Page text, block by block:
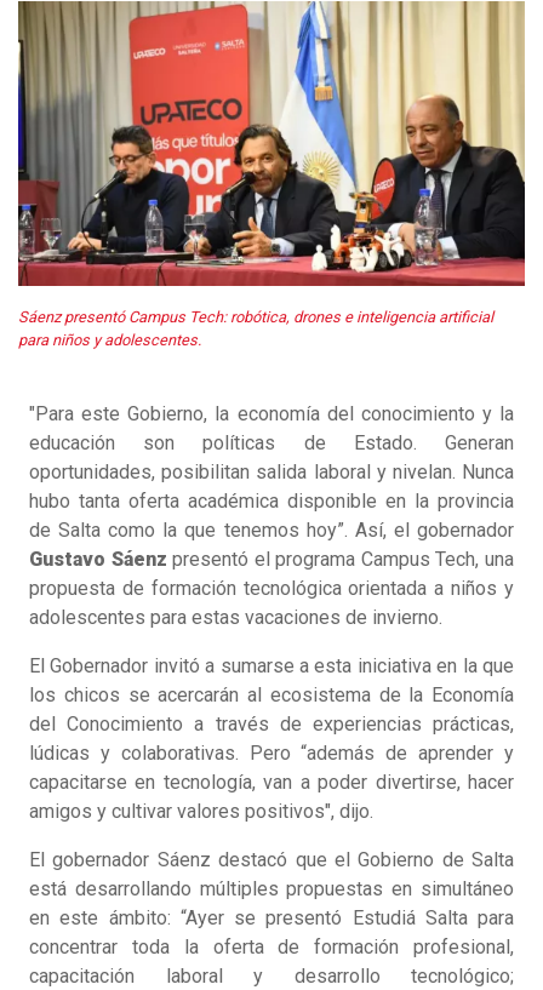
Sáenz presentó Campus Tech: robótica, drones e inteligencia artificial
para niños y adolescentes.
"Para este Gobierno, la economía del conocimiento y la
educación son políticas de Estado. Generan
oportunidades, posibilitan salida laboral y nivelan. Nunca
hubo tanta oferta académica disponible en la provincia
de Salta como la que tenemos hoy”. Así, el gobernador
Gustavo Sáenz presentó el programa Campus Tech, una
propuesta de formación tecnológica orientada a niños y
adolescentes para estas vacaciones de invierno.
El Gobernador invitó a sumarse a esta iniciativa en la que
los chicos se acercarán al ecosistema de la Economía
del Conocimiento a través de experiencias prácticas,
lúdicas y colaborativas. Pero “además de aprender y
capacitarse en tecnología, van a poder divertirse, hacer
amigos y cultivar valores positivos", dijo.
El gobernador Sáenz destacó que el Gobierno de Salta
está desarrollando múltiples propuestas en simultáneo
en este ámbito: “Ayer se presentó Estudiá Salta para
concentrar toda la oferta de formación profesional,
capacitación laboral y desarrollo tecnológico;